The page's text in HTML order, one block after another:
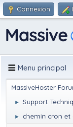
Connexion
Menu principal
MassiveHoster
► Support
► chemin cron et